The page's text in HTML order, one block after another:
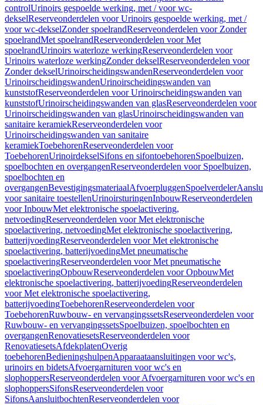
controlUrinoirs gespoelde werking, met / voor wc-
dekselReserveonderdelen voor Urinoirs gespoelde werking, met /
voor wc-dekselZonder spoelrandReserveonderdelen voor Zonder
spoelrandMet spoelrandReserveonderdelen voor Met
spoelrandUrinoirs waterloze werkingReserveonderdelen voor
Urinoirs waterloze werkingZonder dekselReserveonderdelen voor
Zonder dekselUrinoirscheidingswandenReserveonderdelen voor
UrinoirscheidingswandenUrinoirscheidingswanden van
kunststofReserveonderdelen voor Urinoirscheidingswanden van
kunststofUrinoirscheidingswanden van glasReserveonderdelen voor
Urinoirscheidingswanden van glasUrinoirscheidingswanden van
sanitaire keramiekReserveonderdelen voor
Urinoirscheidingswanden van sanitaire
keramiekToebehorenReserveonderdelen voor
ToebehorenUrinoirdekselSifons en sifontoebehorenSpoelbuizen,
spoelbochten en overgangenReserveonderdelen voor Spoelbuizen,
spoelbochten en
overgangenBevestigingsmateriaalAfvoerpluggenSpoelverdeler
voor sanitaire toestellenUrinoirsturingenInbouwReserveonderdelen
voor InbouwMet elektronische spoelactivering,
netvoedingReserveonderdelen voor Met elektronische
spoelactivering, netvoedingMet elektronische spoelactivering,
batterijvoedingReserveonderdelen voor Met elektronische
spoelactivering, batterijvoedingMet pneumatische
spoelactiveringReserveonderdelen voor Met pneumatische
spoelactiveringOpbouwReserveonderdelen voor OpbouwMet
elektronische spoelactivering, batterijvoedingReserveonderdelen
voor Met elektronische spoelactivering,
batterijvoedingToebehorenReserveonderdelen voor
ToebehorenRuwbouw- en vervangingssetsReserveonderdelen voor
Ruwbouw- en vervangingssetsSpoelbuizen, spoelbochten en
overgangenRenovatiesetsReserveonderdelen voor
RenovatiesetsAfdekplatenOverig
toebehorenBedieningshulpenApparaataansluitingen voor wc's,
urinoirs en bidetsAfvoergarnituren voor wc's en
slophoppersReserveonderdelen voor Afvoergarnituren voor wc's en
slophoppersSifonsReserveonderdelen voor
SifonsAansluitbochtenReserveonderdelen voor